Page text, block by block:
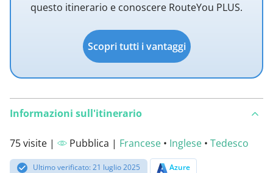
questo itinerario e conoscere RouteYou PLUS.
Scopri tutti i vantaggi
Informazioni sull'itinerario
75 visite | Pubblica | Francese • Inglese • Tedesco
Ultimo verificato: 21 luglio 2025 Azure